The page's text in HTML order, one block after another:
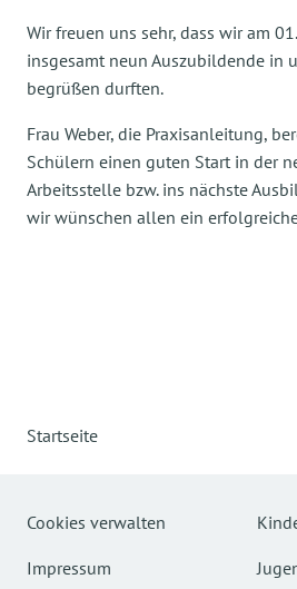
Wir freuen uns sehr, dass wir am
insgesamt neun Auszubildende in
begrüßen durften.
Frau Weber, die Praxisanleitung,
Schülern einen guten Start in der
Arbeitsstelle bzw. ins nächste
wir wünschen allen ein
Startseite
Cookies verwalten
Impressum